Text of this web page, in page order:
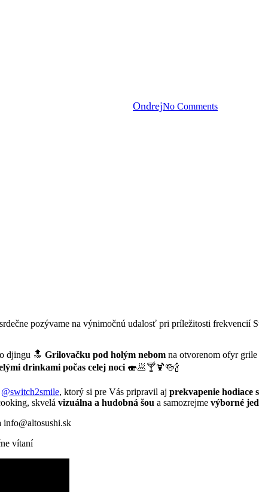
OndrejNo Comments
pozývame na výnimočnú udalosť pri príležitosti frekvencií
djingu 🔝 Grilovačku pod holým nebom na otvorenom ofyr
drinkami počas celej noci 🍣🥟🍸🍹🍻🍾
@switch2smile, ktorý si pre Vás pripravil aj prekvapenie hodiace
skvelá vizuálna a hudobná šou a samozrejme výborné
info@altosushi.sk
vítaní